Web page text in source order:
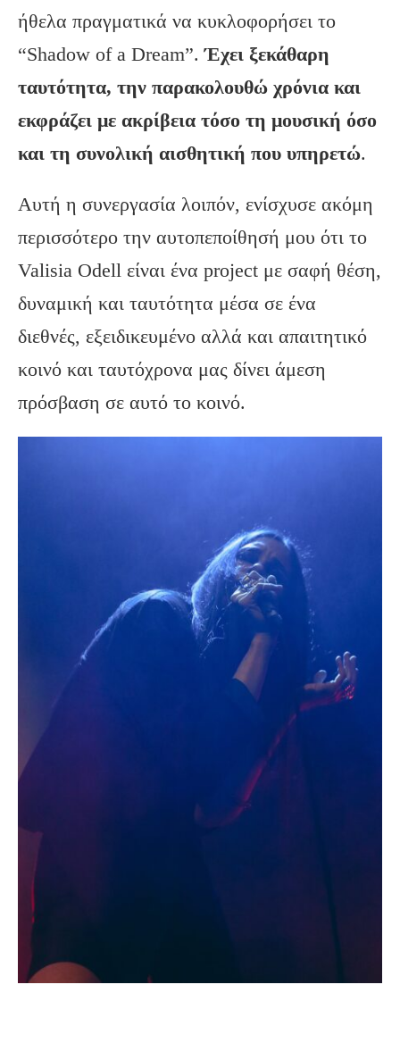
ήθελα πραγματικά να κυκλοφορήσει το
“Shadow of a Dream”.Έχει ξεκάθαρη
ταυτότητα, την παρακολουθώ χρόνια και
εκφράζει με ακρίβεια τόσο τη μουσική όσο
και τη συνολική αισθητική που υπηρετώ.
Αυτή η συνεργασία λοιπόν, ενίσχυσε ακόμη
περισσότερο την αυτοπεποίθησή μου ότι το
Valisia Odell είναι ένα project με σαφή θέση,
δυναμική και ταυτότητα μέσα σε ένα
διεθνές, εξειδικευμένο αλλά και απαιτητικό
κοινό και ταυτόχρονα μας δίνει άμεση
πρόσβαση σε αυτό το κοινό.